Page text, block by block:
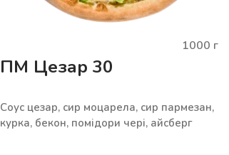
1000 г
ПМ Цезар 30
Соус цезар, сир моцарела, сир пармезан,
курка, бекон, помідори чері, айсберг